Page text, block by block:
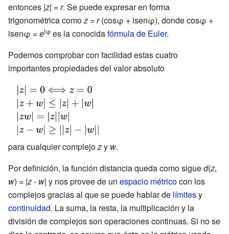
entonces |z| =r. Se puede expresar en forma
trigonométrica comoz =r(cosφ + isenφ), donde cosφ +
isenφ =eiφ es la conocidafórmula de Euler.
Podemos comprobar con facilidad estas cuatro
importantes propiedades del valor absoluto
{\displaystyle
\left|z\right|=0\Longleftrightarrow
z=0}
{\displaystyle
\left|z+w\right|\leq
|z|+|w|}
{\displaystyle
\left|zw\right|=|z||w|}
{\displaystyle
\left|z-
||z|-|w||}
para cualquier complejozy w.
Por definición, la función distancia queda como sigued(z,
w) = |z- w| y nos provee de un espacio métricocon los
complejos gracias al que se puede hablar de límitesy
continuidad. La suma, la resta, la multiplicación y la
división de complejos son operaciones continuas. Si no se